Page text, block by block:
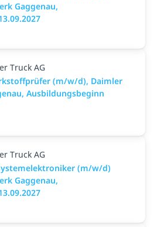
Gaggenau,
Truck AG
(m/w/d), Daimler
Ausbildungsbeginn
Truck AG
(m/w/d)
Gaggenau,